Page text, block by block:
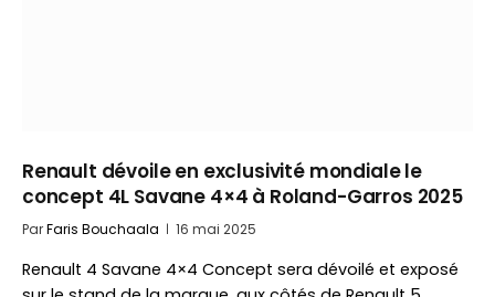
Renault dévoile en exclusivité mondiale le
concept 4L Savane 4×4 à Roland-Garros 2025
ParFaris Bouchaala 16 mai 2025
Renault 4 Savane 4×4 Concept sera dévoilé et exposé